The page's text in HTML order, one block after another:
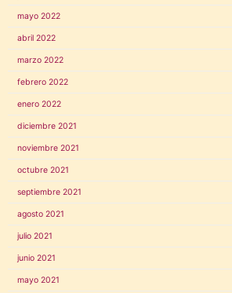
mayo 2022
abril 2022
marzo 2022
febrero 2022
enero 2022
diciembre 2021
noviembre 2021
octubre 2021
septiembre 2021
agosto 2021
julio 2021
junio 2021
mayo 2021